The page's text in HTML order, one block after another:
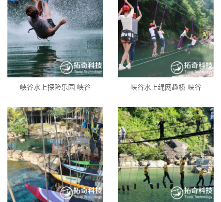
峡谷水上探险乐园 峡谷 峡谷水上绳网趣桥 峡谷